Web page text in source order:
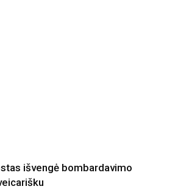
išvengė bombardavimo